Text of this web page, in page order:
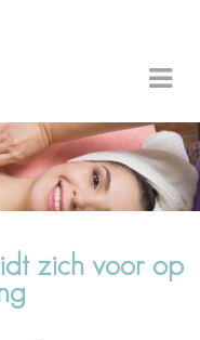
zich voor op